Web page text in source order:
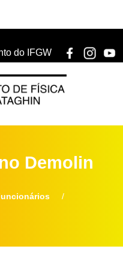
do IFGW
Demolin